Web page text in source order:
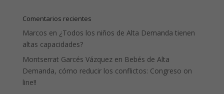
Comentarios recientes
Marcos en ¿Todos los niños de Alta Demanda tienen
altas capacidades?
Montserrat Garcés Vázquezen Bebés de Alta
Demanda, cómo reducir los conflictos: Congreso on
line!!